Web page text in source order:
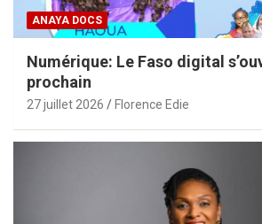
ANAYA DOCS
Numérique: Le Faso digital
prochain
27 juillet 2026 Florence Edie